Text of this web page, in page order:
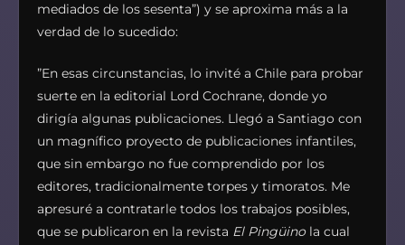
mediados de los sesenta”) y se aproxima más a la
verdad de lo sucedido:
”En esas circunstancias, lo invité a Chile para probar
suerte en la editorial Lord Cochrane, donde yo
dirigía algunas publicaciones. Llegó a Santiago con
un magnífico proyecto de publicaciones infantiles,
que sin embargo no fue comprendido por los
editores, tradicionalmente torpes y timoratos. Me
apresuré a contratarle todos los trabajos posibles,
que se publicaron en la revista El Pingüinola cual